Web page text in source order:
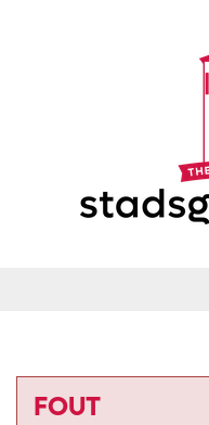
FOUT